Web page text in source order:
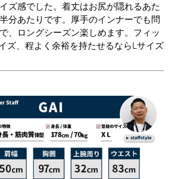
ズ感でした。着丈はお尻が隠れるあた
分あたりです。厚手のインナーでも問
、ロングシーズン楽しめます。フィッ
ズ、程よく余裕を持たせるならLサイズ